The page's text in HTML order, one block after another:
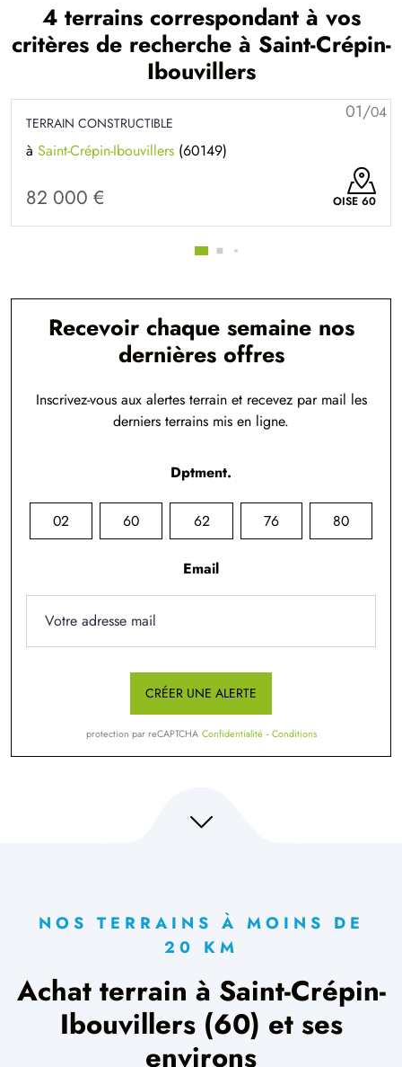
4 terrains correspondant à vos
critères de recherche à Saint-Crépin-
Ibouvillers
02/04
TERRAIN CONSTRUCTIBLE
à Saint-Crépin-Ibouvillers (60149)
80 000 € OISE 60
Recevoir chaque semaine nos
dernières offres
Inscrivez-vous aux alertes terrain et recevez par mail les
derniers terrains mis en ligne.
Dptment.
02 60 62 76 80
Email
CRÉER UNE ALERTE
protection par reCAPTCHA Confidentialité - Conditions
NOS TERRAINS À MOINS DE
20 KM
Achat terrain à Saint-Crépin-
Ibouvillers (60) et ses
environs